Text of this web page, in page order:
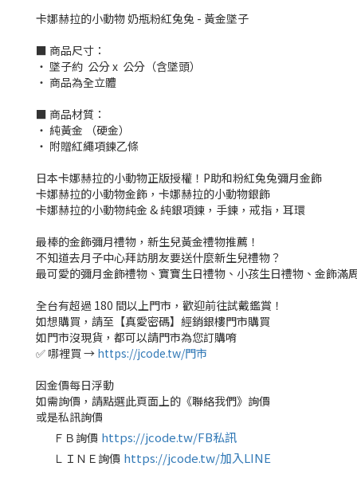
卡娜赫拉的小動物 奶瓶粉紅兔兔 - 黃金墜子
■ 商品尺寸：
‧ 墜子約 公分 x 公分（含墜頭）
‧ 商品為全立體
■ 商品材質：
‧ 純黃金 （硬金）
‧ 附贈紅繩項鍊乙條
日本卡娜赫拉的小動物正版授權！P助和粉紅兔兔彌月金飾
卡娜赫拉的小動物金飾，卡娜赫拉的小動物銀飾
卡娜赫拉的小動物純金 & 純銀項鍊，手鍊，戒指，耳環
最棒的金飾彌月禮物，新生兒黃金禮物推薦！
不知道去月子中心拜訪朋友要送什麼新生兒禮物？
最可愛的彌月金飾禮物、寶寶生日禮物、小孩生日禮物、金飾滿
全台有超過 180 間以上門市，歡迎前往試戴鑑賞！
如想購買，請至【真愛密碼】經銷銀樓門市購買
如門市沒現貨，都可以請門市為您訂購唷
✅ 哪裡買 → https://jcode.tw/門市
因金價每日浮動
如需詢價，請點選此頁面上的《聯絡我們》詢價
或是私訊詢價
ＦＢ詢價 https://jcode.tw/FB私訊
ＬＩＮＥ詢價 https://jcode.tw/加入LINE